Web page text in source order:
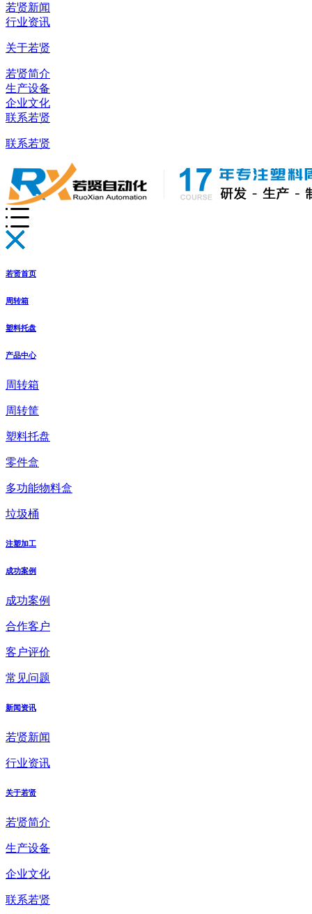
若贤新闻
行业资讯
关于若贤
若贤简介
生产设备
企业文化
联系若贤
联系若贤
若贤首页
周转箱
塑料托盘
产品中心
周转箱
周转筐
塑料托盘
零件盒
多功能物料盒
垃圾桶
注塑加工
成功案例
成功案例
合作客户
客户评价
常见问题
新闻资讯
若贤新闻
行业资讯
关于若贤
若贤简介
生产设备
企业文化
联系若贤